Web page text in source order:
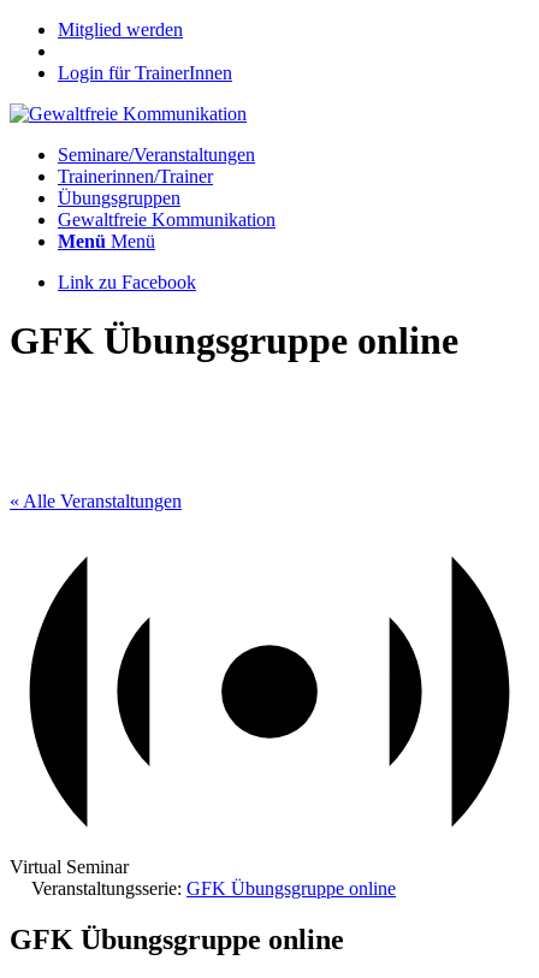
Mitglied werden
Login für TrainerInnen
Seminare/Veranstaltungen
Trainerinnen/Trainer
Übungsgruppen
Gewaltfreie Kommunikation
Menü Menü
Link zu Facebook
GFK Übungsgruppe online
« Alle Veranstaltungen
Virtual Seminar
Veranstaltungsserie: GFK Übungsgruppe online
GFK Übungsgruppe online